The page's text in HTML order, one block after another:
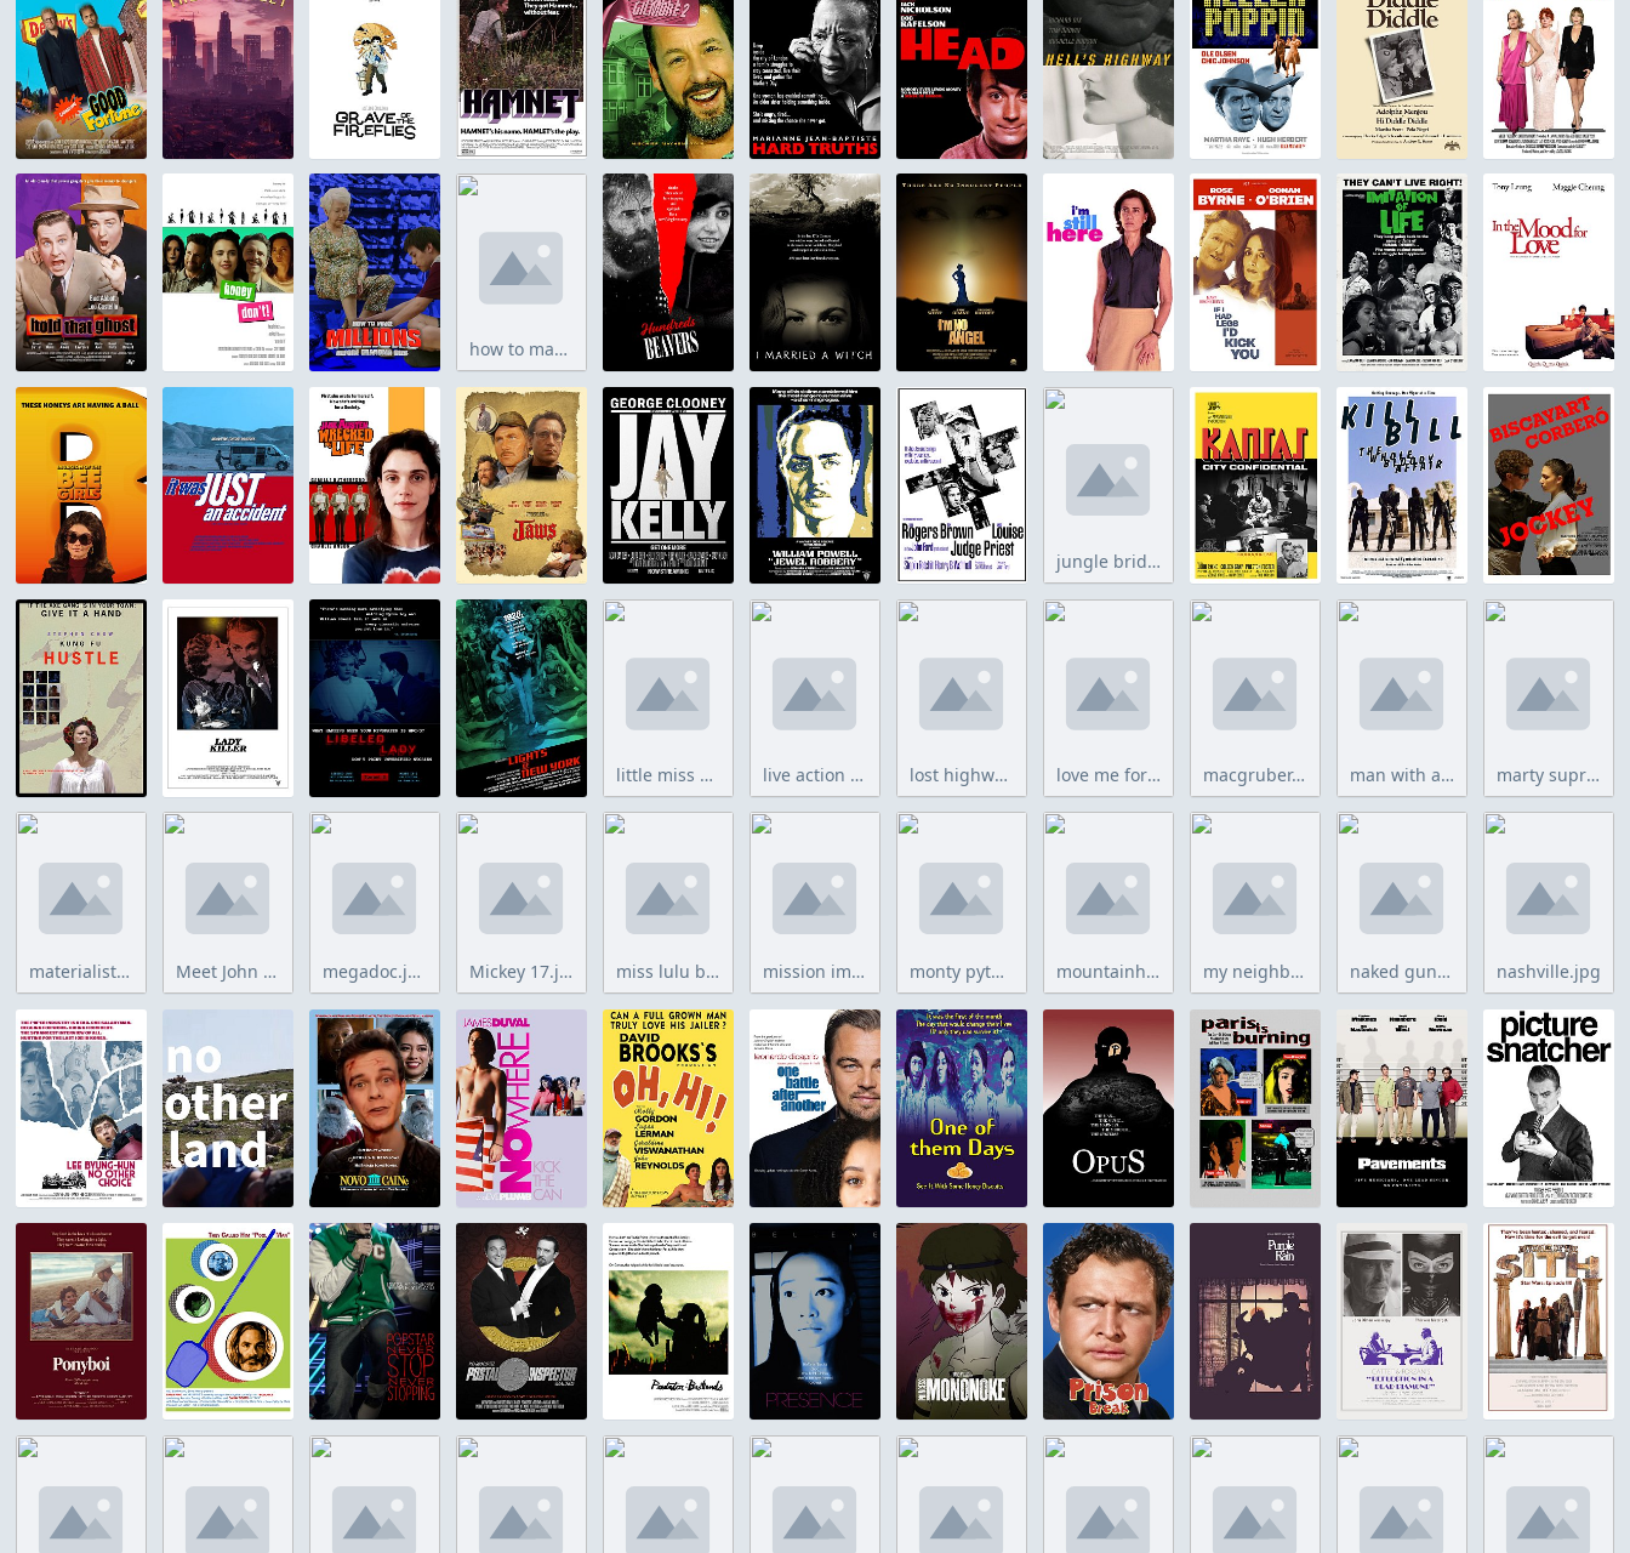
how to marry a millionaire.jpg
jungle bride.jpg
little miss hoover.jpg live action short films 2025.jpg lost highway copy.jpg love me forever.jpg macgruber.jpg man with a movie camera.jpg marty supreme.jpg
materialists.jpg Meet John Doe.jpg megadoc.jpg Mickey 17.jpg miss lulu bett.jpg mission impossible fallout.jpg monty python live at the hollywood bowl.jpg mountainhead.jpg my neighbor totoro.jpg naked gun 33 13.jpg nashville.jpg